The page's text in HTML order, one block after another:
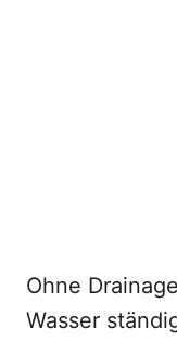
Ohne
Wasser